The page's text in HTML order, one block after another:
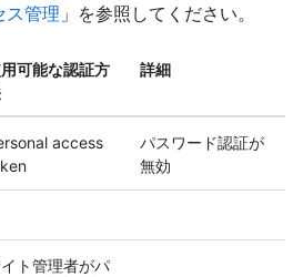
ス管理 」を参照してください。
可能な認証方
詳細
access
パスワード認証が
無効
ト管理者がパ